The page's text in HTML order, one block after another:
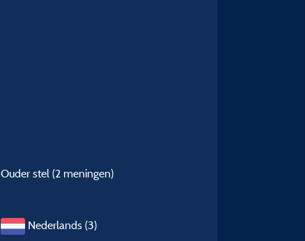
Ouder stel (2 meningen)
Nederlands (3)